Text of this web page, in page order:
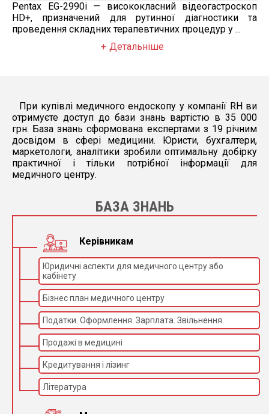
Pentax EG-2990i — висококласний відеогастроскоп
HD+, призначений для рутинної діагностики та
проведення складних терапевтичних процедур у ...
Детальніше
При купівлі медичного ендоскопу у компанії RH ви
отримуєте доступ до бази знань вартістю в 35 000
грн. База знань сформована експертами з 19 річним
досвідом в сфері медицини. Юристи, бухгалтери,
маркетологи, аналітики зробили оптимальну добірку
практичної і тільки потрібної інформації для
медичного центру.
БАЗА ЗНАНЬ
Керівникам
Юридичні аспекти для медичного центру або
кабінету
Бізнес план медичного центру
Податки. Оформлення. Зарплата. Звільнення.
Продажі в медицині
Кредитування і лізинг
Література